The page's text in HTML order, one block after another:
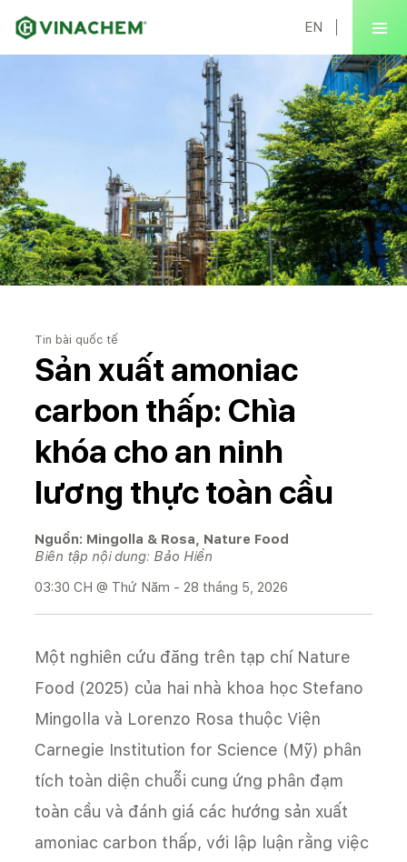
EN
Tin bài quốc tế
Sản xuất amoniac
carbon thấp: Chìa
khóa cho an ninh
lương thực toàn cầu
Nguồn: Mingolla & Rosa, Nature Food
Biên tập nội dung: Bảo Hiền
03:30 CH @ Thứ Năm - 28 tháng 5, 2026
Một nghiên cứu đăng trên tạp chí Nature
Food (2025) của hai nhà khoa học Stefano
Mingolla và Lorenzo Rosa thuộc Viện
Carnegie Institution for Science (Mỹ) phân
tích toàn diện chuỗi cung ứng phân đạm
toàn cầu và đánh giá các hướng sản xuất
amoniac carbon thấp, với lập luận rằng việc